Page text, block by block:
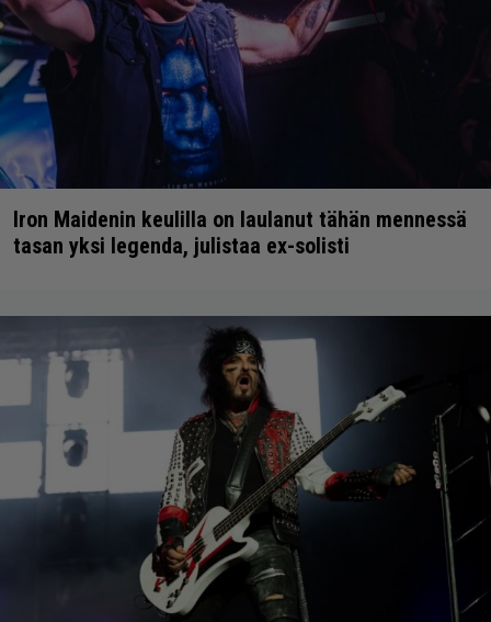
Iron Maidenin keulilla on laulanut tähän mennessä
tasan yksi legenda, julistaa ex-solisti